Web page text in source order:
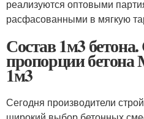
реализуются оптовыми
расфасованными в мягкую
Состав 1м3
пропорции
1м3
Сегодня производители